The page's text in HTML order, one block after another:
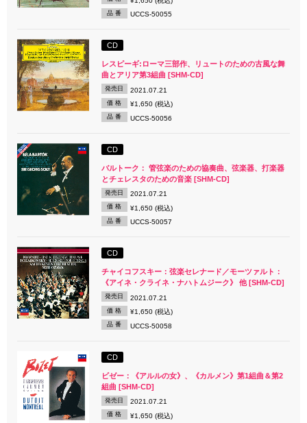
品 番 UCCS-50055
CD
レスピーギ:ローマ三部作、リュートのための古風な舞
曲とアリア第3組曲 [SHM-CD]
発売日 2021.07.21
価 格 ¥1,650 (税込)
品 番 UCCS-50056
CD
バルトーク： 管弦楽のための協奏曲、弦楽器、打楽器
とチェレスタのための音楽 [SHM-CD]
発売日 2021.07.21
価 格 ¥1,650 (税込)
品 番 UCCS-50057
CD
チャイコフスキー：弦楽セレナード／モーツァルト：
《アイネ・クライネ・ナハトムジーク》 他 [SHM-CD]
発売日 2021.07.21
価 格 ¥1,650 (税込)
品 番 UCCS-50058
CD
ビゼー：《アルルの女》、《カルメン》第1組曲＆第2
組曲 [SHM-CD]
発売日 2021.07.21
価 格 ¥1,650 (税込)